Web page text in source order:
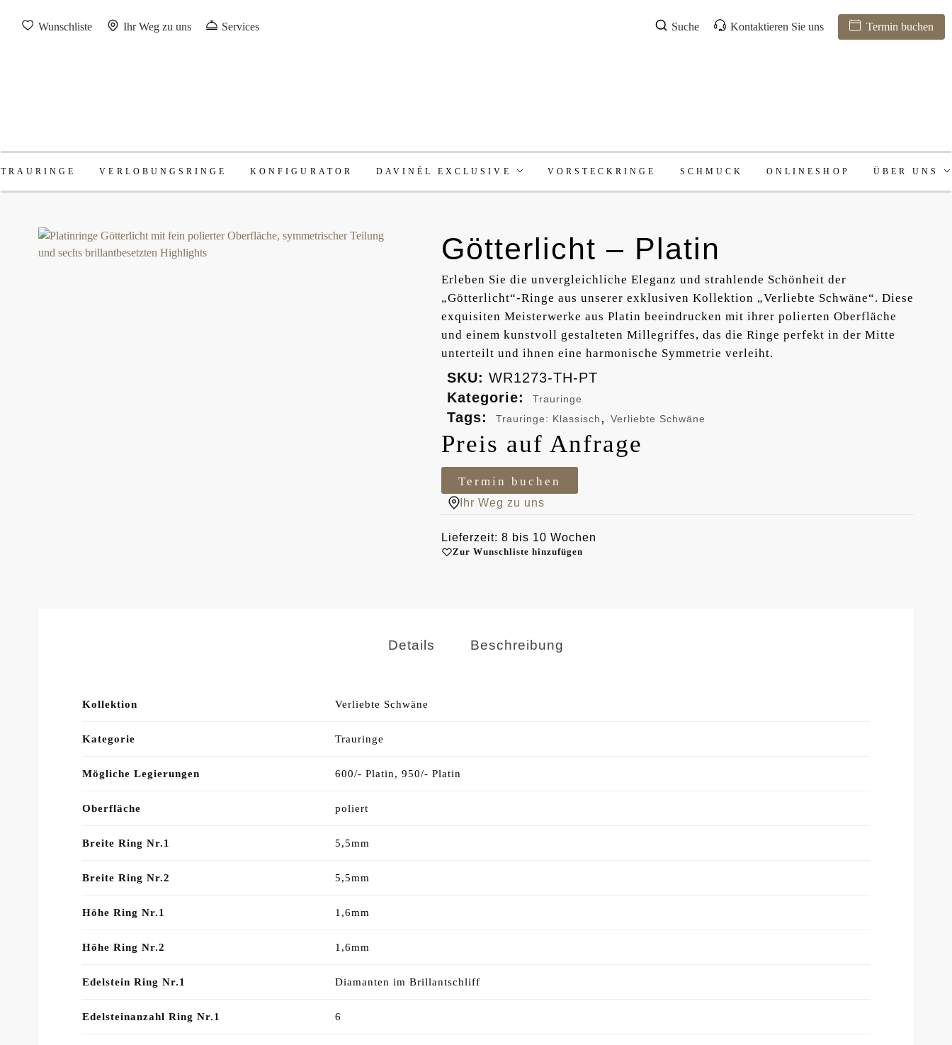
Wunschliste Ihr Weg zu uns Services Suche Kontaktieren Sie uns Termin buchen
TRAURINGE VERLOBUNGSRINGE KONFIGURATOR DAVINÉL EXCLUSIVE VORSTECKRINGE SCHMUCK ONLINESHOP ÜBER UNS
Götterlicht – Platin
Erleben Sie die unvergleichliche Eleganz und strahlende Schönheit der
„Götterlicht“-Ringe aus unserer exklusiven Kollektion „Verliebte Schwäne“. Diese
exquisiten Meisterwerke aus Platin beeindrucken mit ihrer polierten Oberfläche
und einem kunstvoll gestalteten Millegriffes, das die Ringe perfekt in der Mitte
unterteilt und ihnen eine harmonische Symmetrie verleiht.
SKU: WR1273-TH-PT
Kategorie:
Trauringe
Tags: Trauringe: Klassisch, Verliebte Schwäne
Preis auf Anfrage
Termin buchen
Ihr Weg zu uns
Lieferzeit: 8 bis 10 Wochen
Zur Wunschliste hinzufügen
Details Beschreibung
Kollektion Verliebte Schwäne
Kategorie Trauringe
Mögliche Legierungen 600/- Platin, 950/- Platin
Oberfläche poliert
Breite Ring Nr.1 5,5mm
Breite Ring Nr.2 5,5mm
Höhe Ring Nr.1 1,6mm
Höhe Ring Nr.2 1,6mm
Edelstein Ring Nr.1 Diamanten im Brillantschliff
Edelsteinanzahl Ring Nr.1 6